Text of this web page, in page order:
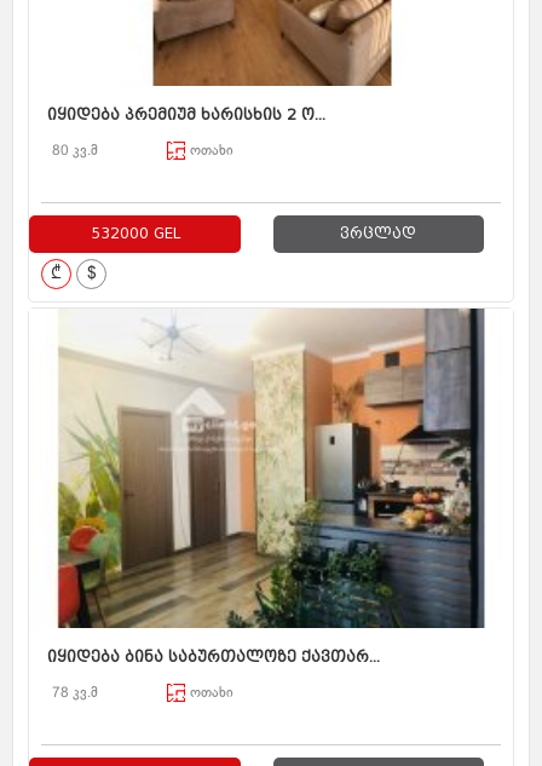
იყიდება პრემიუმ ხარისხის 2 ო...
80 კვ.მ ოთახი
532000 GEL ვრცლად
₾ $
იყიდება ბინა საბურთალოზე ქავთარ...
78 კვ.მ ოთახი